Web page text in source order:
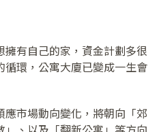
有自己的家，資金計劃多很
環，公寓大廈已變成一生會
市場動向變化，將朝向「郊